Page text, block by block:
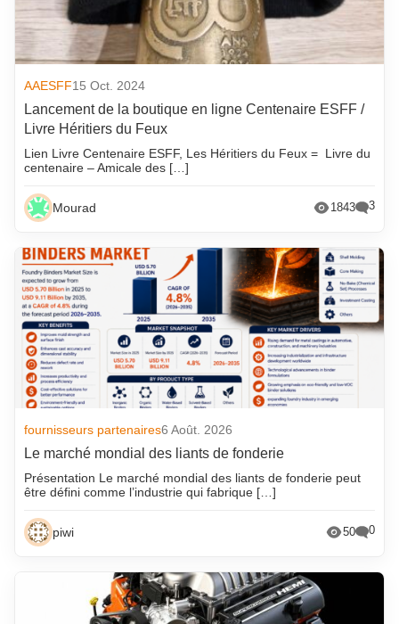
AAESFF15 Oct. 2024
Lancement de la boutique en ligne Centenaire ESFF /
Livre Héritiers du Feux
Lien Livre Centenaire ESFF, Les Héritiers du Feux = Livre du
centenaire – Amicale des […]
Mourad 1843 3
fournisseurs partenaires6 Août. 2026
Le marché mondial des liants de fonderie
Présentation Le marché mondial des liants de fonderie peut
être défini comme l’industrie qui fabrique […]
piwi 50 0